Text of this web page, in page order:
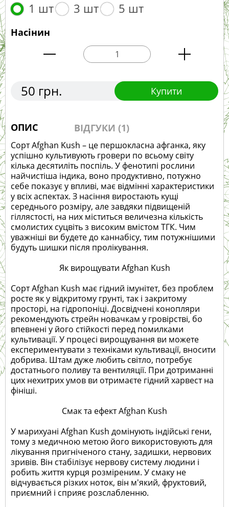
1 шт 3 шт 5 шт
Насінин
50 грн. Купити
ОПИС ВІДГУКИ (1)
Сорт Afghan Kush – це першокласна афганка, яку
успішно культивують гровери по всьому світу
кілька десятиліть поспіль. У фенотипі рослини
найчистіша індика, воно продуктивно, потужно
себе показує у впливі, має відмінні характеристики
у всіх аспектах. З насіння виростають кущі
середнього розміру, але завдяки підвищеній
гіллястості, на них міститься величезна кількість
смолистих суцвіть з високим вмістом ТГК. Чим
уважніші ви будете до каннабісу, тим потужнішими
будуть шишки після пролікування.
Як вирощувати Afghan Kush
Сорт Afghan Kush має гідний імунітет, без проблем
росте як у відкритому грунті, так і закритому
просторі, на гідропоніці. Досвідчені конопляри
рекомендують стрейн новачкам у гровірстві, бо
впевнені у його стійкості перед помилками
культивації. У процесі вирощування ви можете
експериментувати з техніками культивації, вносити
добрива. Штам дуже любить світло, потребує
достатнього поливу та вентиляції. При дотриманні
цих нехитрих умов ви отримаєте гідний харвест на
фініші.
Смак та ефект Afghan Kush
У марихуані Afghan Kush домінують індійські гени,
тому з медичною метою його використовують для
лікування пригніченого стану, задишки, нервових
зривів. Він стабілізує нервову систему людини і
робить життя курця розміреним. У смаку не
відчувається різких ноток, він м'який, фруктовий,
приємний і сприяє розслабленню.